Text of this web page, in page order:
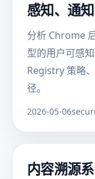
感知、通
分析 Chrome
型的用户可感
Registry 策略
径。
2026-05-06
内容溯源